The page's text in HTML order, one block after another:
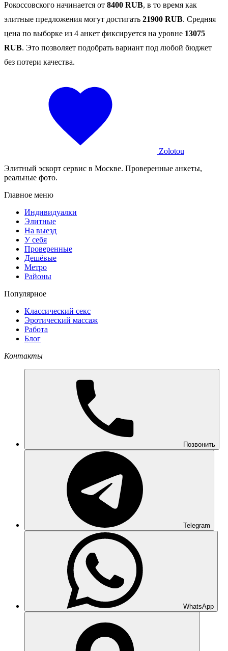
Рокоссовского начинается от 8400 RUB, в то время как
элитные предложения могут достигать 21900 RUB. Средняя
цена по выборке из 4 анкет фиксируется на уровне 13075
RUB. Это позволяет подобрать вариант под любой бюджет
без потери качества.
Zolotou
Элитный эскорт сервис в Москве. Проверенные анкеты,
реальные фото.
Главное меню
Индивидуалки
Элитные
На выезд
У себя
Проверенные
Дешёвые
Метро
Районы
Популярное
Классический секс
Эротический массаж
Работа
Блог
Контакты
Позвонить
Telegram
WhatsApp